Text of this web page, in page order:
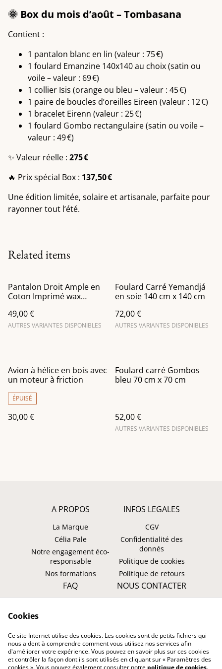
🌞 Box du mois d’août – Tombasana
Contient :
1 pantalon blanc en lin (valeur : 75 €)
1 foulard Emanzine 140x140 au choix (satin ou
voile – valeur : 69 €)
1 collier Isis (orange ou bleu – valeur : 45 €)
1 paire de boucles d’oreilles Eireen (valeur : 12 €)
1 bracelet Eirenn (valeur : 25 €)
1 foulard Gombo rectangulaire (satin ou voile –
valeur : 49 €)
✨ Valeur réelle : 275 €
🔥 Prix spécial Box : 137,50 €
Une édition limitée, solaire et artisanale, parfaite pour
rayonner tout l’été.
Related items
Pantalon Droit Ample en
Coton Imprimé wax
49,00 €
AUTRES VARIANTES DISPONIBLES
Foulard Carré Yemandjá
en soie 140 cm x 140 cm
72,00 €
AUTRES VARIANTES DISPONIBLES
Avion à hélice en bois avec
un moteur à friction
ÉPUISÉ
30,00 €
Foulard carré Gombos
bleu 70 cm x 70 cm
52,00 €
AUTRES VARIANTES DISPONIBLES
A PROPOS
La Marque
Célia Pale
Notre engagement éco-
responsable
Nos formations
INFOS LEGALES
CGV
Confidentialité des
donnés
Politique de cookies
Politique de retours
FAQ
Suivre ma commande
NOUS CONTACTER
@tombasana.fr
Cookies
Ce site Internet utilise des cookies. Les cookies sont de petits fichiers qui
nous aident à comprendre comment vous utilisez nos services afin
d'améliorer votre expérience. Vous pouvez en savoir plus sur ces cookies
et contrôler la façon dont ils sont utilisés en cliquant sur « Paramètres des
cookies ». Vous pouvez également consulter notre politique de cookies.